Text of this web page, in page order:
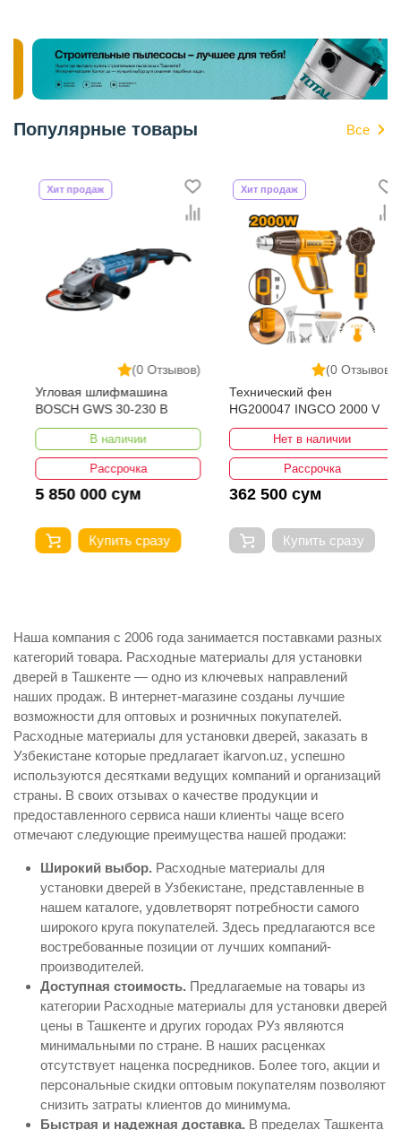
Популярные товары Все
(0 Отзывов)
Хит продаж
Угловая шлифмашина
BOSCH GWS 30-230 B
В наличии
Рассрочка
5 850 000 сум
Купить сразу
(0 Отзывов)
Хит продаж
Технический фен
HG200047 INGCO 2000 V
Нет в наличии
Рассрочка
362 500 сум
Купить сразу
Наша компания с 2006 года занимается поставками разных
категорий товара. Расходные материалы для установки
дверей в Ташкенте — одно из ключевых направлений
наших продаж. В интернет-магазине созданы лучшие
возможности для оптовых и розничных покупателей.
Расходные материалы для установки дверей, заказать в
Узбекистане которые предлагает ikarvon.uz, успешно
используются десятками ведущих компаний и организаций
страны. В своих отзывах о качестве продукции и
предоставленного сервиса наши клиенты чаще всего
отмечают следующие преимущества нашей продажи:
Широкий выбор. Расходные материалы для
установки дверей в Узбекистане, представленные в
нашем каталоге, удовлетворят потребности самого
широкого круга покупателей. Здесь предлагаются все
востребованные позиции от лучших компаний-
производителей.
Доступная стоимость. Предлагаемые на товары из
категории Расходные материалы для установки дверей
цены в Ташкенте и других городах РУз являются
минимальными по стране. В наших расценках
отсутствует наценка посредников. Более того, акции и
персональные скидки оптовым покупателям позволяют
снизить затраты клиентов до минимума.
Быстрая и надежная доставка. В пределах Ташкента